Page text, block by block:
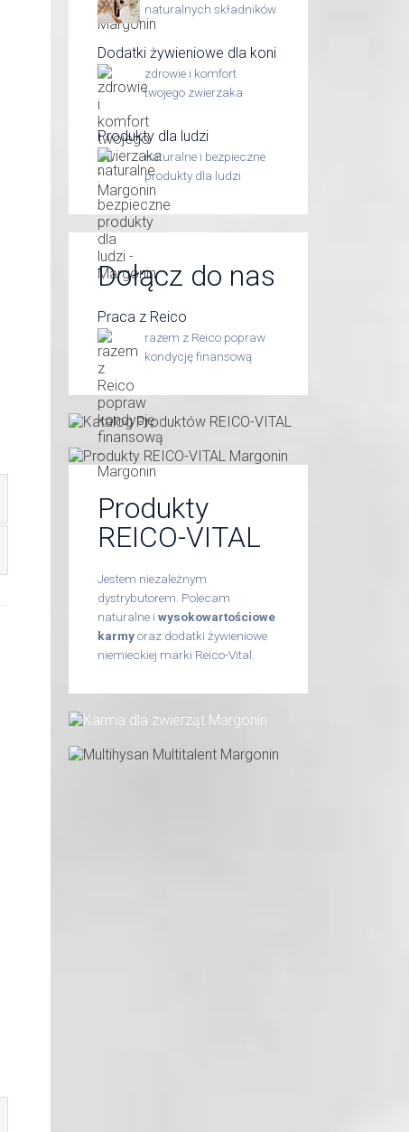
naturalnych składników
Dodatki żywieniowe dla koni
zdrowie i komfort
twojego zwierzaka
Produkty dla ludzi
naturalne i bezpieczne
produkty dla ludzi
Dołącz do nas
Praca z Reico
razem z Reico popraw
kondycję finansową
Produkty
REICO-VITAL
Jestem niezależnym
dystrybutorem. Polecam
naturalne i wysokowartościowe
karmyoraz dodatki żywieniowe
niemieckiej marki Reico-Vital.